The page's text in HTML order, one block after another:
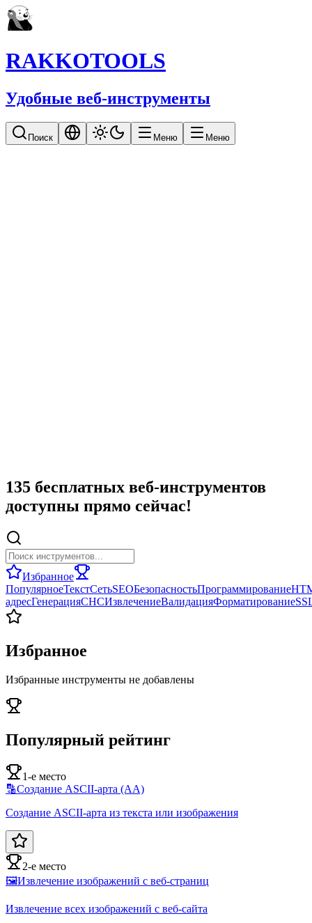
RAKKOTOOLS
Удобные веб-инструменты
Поиск Меню Меню
135 бесплатных веб-инструментов
доступны прямо сейчас!
Избранное
ПопулярноеТекстСетьSEOБезопасностьПрограммирование
адресГенерацияСНСИзвлечениеВалидацияФорматирование
Избранное
Избранные инструменты не добавлены
Популярный рейтинг
1-е место
🔡Создание ASCII-арта (AA)
Создание ASCII-арта из текста или изображения
2-е место
🖼️Извлечение изображений с веб-страниц
Извлечение всех изображений с веб-сайта